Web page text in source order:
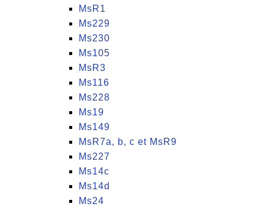
MsR1
Ms229
Ms230
Ms105
MsR3
Ms116
Ms228
Ms19
Ms149
MsR7a, b, c et MsR9
Ms227
Ms14c
Ms14d
Ms24